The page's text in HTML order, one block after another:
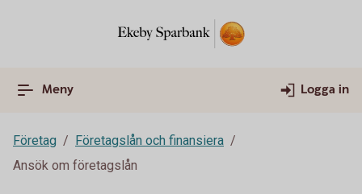
Meny Logga in
Företag
Företagslån och finansiera
Ansök om företagslån